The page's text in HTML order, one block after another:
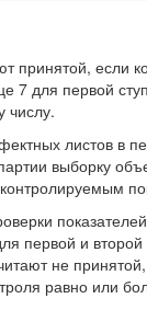
принятой, если
7 для первой
числу.
листов в
выборку
первой и
не
равно или